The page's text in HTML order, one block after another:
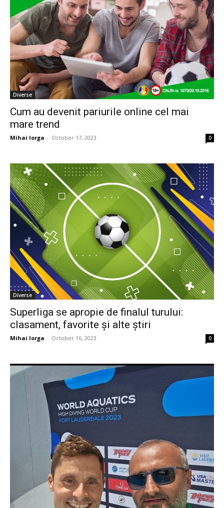
Diverse
Cum au devenit pariurile online cel mai
mare trend
Mihai Iorga - October 17, 2023 0
Diverse
Superliga se apropie de finalul turului:
clasament, favorite și alte știri
Mihai Iorga - October 16, 2023 0